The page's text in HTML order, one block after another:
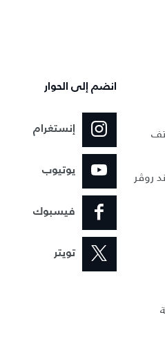
روڤر
انضم إلى الحوار
إنستغرام
يوتيوب
فيسبوك
تويتر